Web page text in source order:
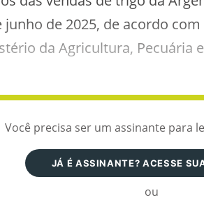
junho de 2025, de acordo
da Agricultura, Pecuária
Você precisa ser um assinante para
JÁ É ASSINANTE? ACESSE
ou